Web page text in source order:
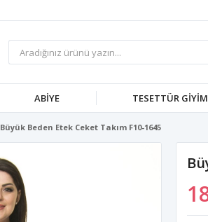
ABIYE TESETTÜR GIYIM
Büyük Beden Etek Ceket Takım F10-1645